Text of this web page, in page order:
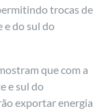
trocas de
e do sul do
que com a
e sul do
exportar energia